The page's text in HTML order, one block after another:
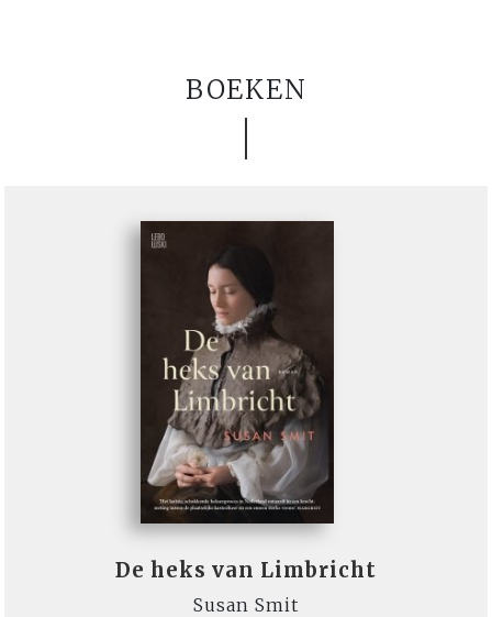
BOEKEN
De heks van Limbricht
Susan Smit